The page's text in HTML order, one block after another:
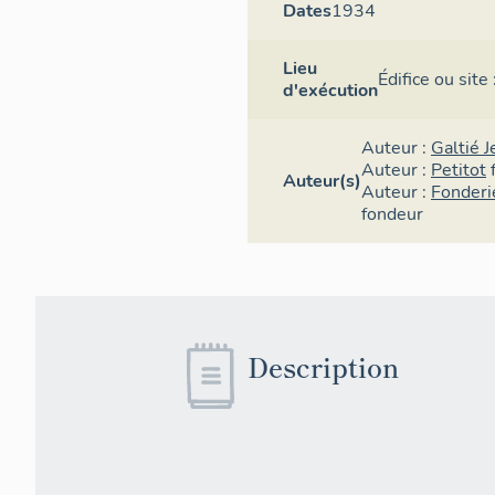
Dates1934
Lieu
d'exécutionÉdifice ou
Auteur(s)
Auteur : Galtié
Auteur : Petitot
Auteur :
fondeur
Description